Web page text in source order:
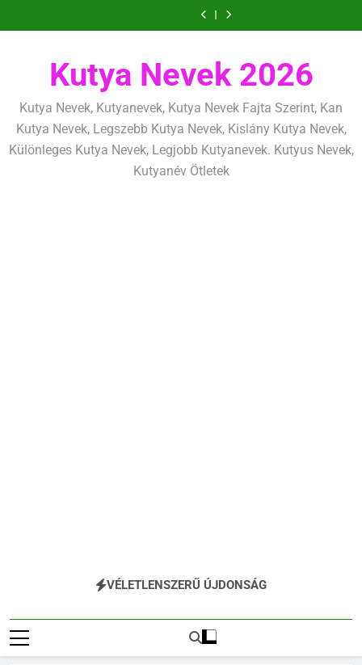
a
héten
kezdj
el
fizikailag
szeretettel,
amit
már
héten
kezdj
el
amik
egész
Kutya Nevek 2026
Kutya Nevek, Kutyanevek, Kutya Nevek Fajta Szerint, Kan
Kutya Nevek, Legszebb Kutya Nevek, Kislány Kutya Nevek,
Különleges Kutya Nevek, Legjobb Kutyanevek. Kutyus Nevek,
Kutyanév Ötletek
VÉLETLENSZERŰ ÚJDONSÁG